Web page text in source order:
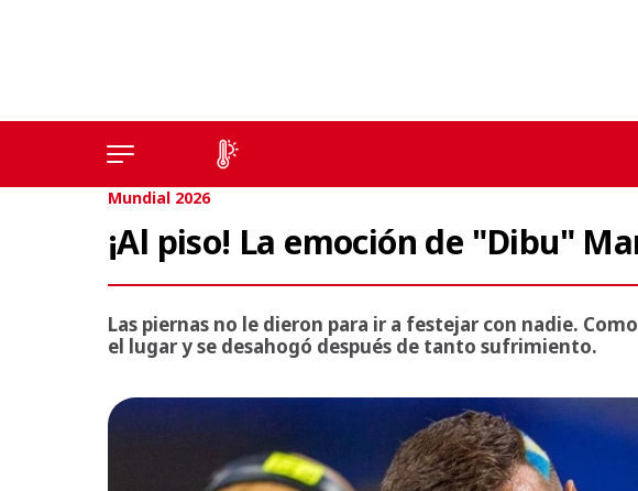
Mundial 2026
¡Al piso! La emoción de "Dibu"
Las piernas no le dieron para ir a festejar con nadie.
el lugar y se desahogó después de tanto sufrimiento.